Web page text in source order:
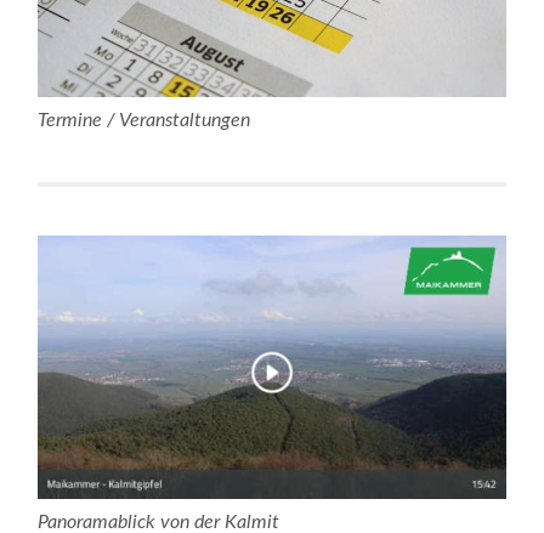
Termine / Veranstaltungen
Panoramablick von der Kalmit